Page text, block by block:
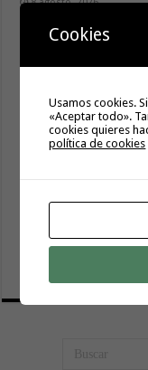
El Cabildo inicia la
de La Rajita con la
Cookies
Usamos cookies.
«Aceptar todo».
cookies quieres
política de cookies